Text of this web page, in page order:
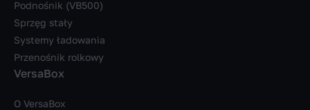
Podnośnik (VB500)
Sprzęg stały
Systemy ładowania
Przenośnik rolkowy
VersaBox
O VersaBox